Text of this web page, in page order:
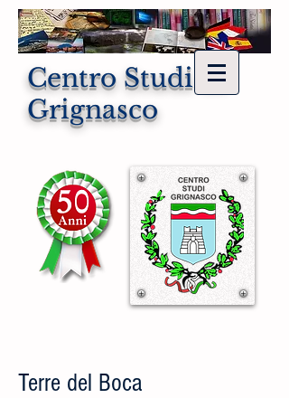
Centro Studi di
Grignasco
Terre del Boca